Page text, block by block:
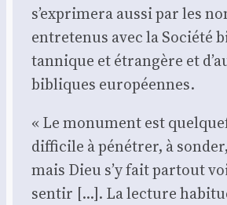
s’exprimera aus­si par les
entre­te­nus avec la Socié­té
tan­nique et étran­gère et
bibliques euro­péennes.
« Le monu­ment est
dif­fi­cile à péné­trer, à
mais Dieu s’y fait par­tout
sen­tir […]. La lec­ture